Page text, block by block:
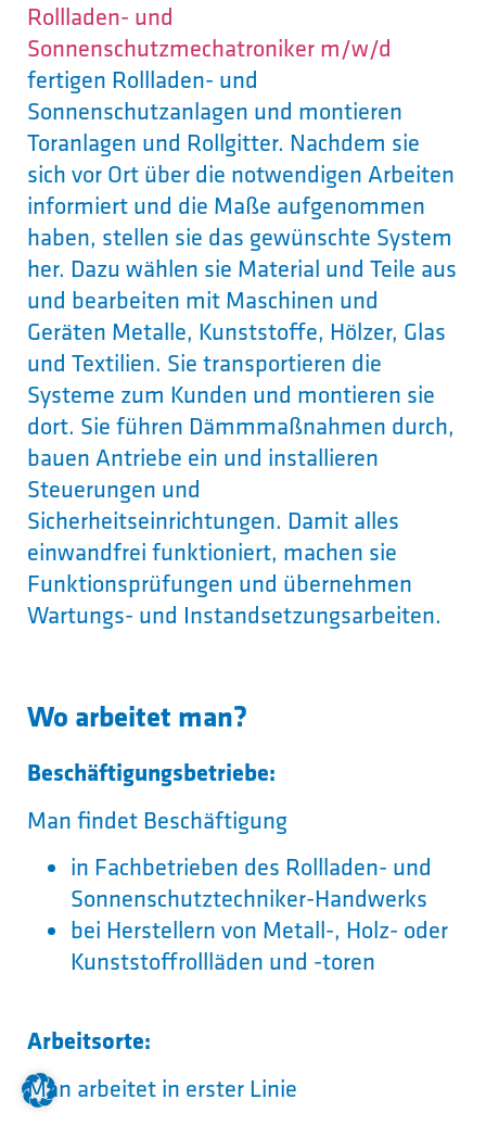
Rollladen- und
Sonnenschutzmechatroniker m/w/d
fertigen Rollladen- und
Sonnenschutzanlagen und montieren
Toranlagen und Rollgitter. Nachdem sie
sich vor Ort über die notwendigen Arbeiten
informiert und die Maße aufgenommen
haben, stellen sie das gewünschte System
her. Dazu wählen sie Material und Teile aus
und bearbeiten mit Maschinen und
Geräten Metalle, Kunststoffe, Hölzer, Glas
und Textilien. Sie transportieren die
Systeme zum Kunden und montieren sie
dort. Sie führen Dämmmaßnahmen durch,
bauen Antriebe ein und installieren
Steuerungen und
Sicherheitseinrichtungen. Damit alles
einwandfrei funktioniert, machen sie
Funktionsprüfungen und übernehmen
Wartungs- und Instandsetzungsarbeiten.
Wo arbeitet man?
Beschäftigungsbetriebe:
Man findet Beschäftigung
in Fachbetrieben des Rollladen- und
Sonnenschutztechniker-Handwerks
bei Herstellern von Metall-, Holz- oder
Kunststoffrollläden und -toren
Arbeitsorte:
Man arbeitet in erster Linie